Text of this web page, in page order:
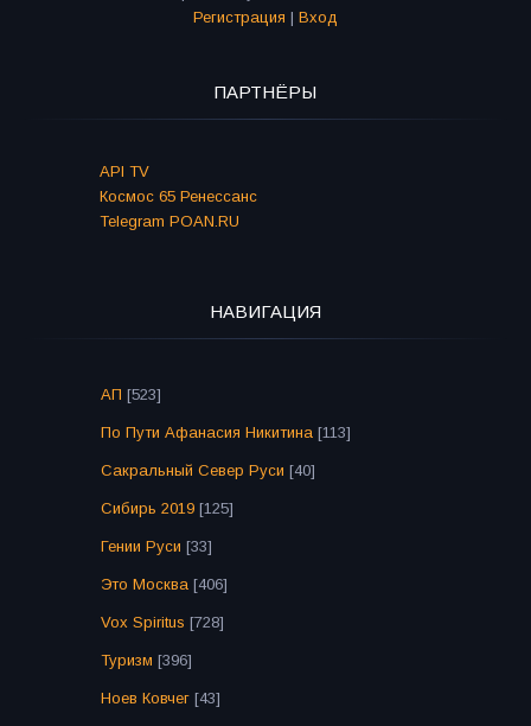
Регистрация | Вход
ПАРТНЁРЫ
API TV
Космос 65 Ренессанс
Telegram POAN.RU
НАВИГАЦИЯ
АП [523]
По Пути Афанасия Никитина [113]
Сакральный Север Руси [40]
Сибирь 2019 [125]
Гении Руси [33]
Это Москва [406]
Vox Spiritus [728]
Туризм [396]
Ноев Ковчег [43]